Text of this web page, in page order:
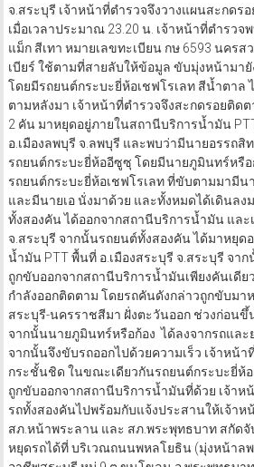
จ.สระบุรี เจ้าหน้าที่ตำรวจจึงวางแผนสะกดร
เมื่อเวลาประมาณ 23.20 น. เจ้าหน้าที่ตำรว
แม็ก สีเทา หมายเลขทะเบียน กษ 6593 นคร
เบียร์ ใช้ตามที่สายลับให้ข้อมูล ขับมุ่งหน้ามา
โดยมีรถยนต์กระบะยี่ห้อเชฟโรเลท สีน้ำตาล
ตามหลังมา เจ้าหน้าที่ตำรวจจึงสะกดรอยติด
2 คัน มาหยุดอยู่ภายในสถานีบริการน้ำมัน
อ.เมืองลพบุรี จ.ลพบุรี และพบว่ามีนายอรรถสิ
รถยนต์กระบะยี่ห้ออีซูซุ โดยมีนายภูมินทร์หรื
รถยนต์กระบะยี่ห้อเชฟโรเลท ที่ขับตามมามีน
และมีนายเอ นั่งมาด้วย และทั้งหมดได้เดินล
ทั้งสองคัน ได้ออกจากสถานีบริการน้ำมัน และ
จ.สระบุรี จากนั้นรถยนต์ทั้งสองคัน ได้มาหยุด
น้ำมัน PTT พื้นที่ อ.เมืองสระบุรี จ.สระบุรี จา
ถูกขับออกจากสถานีบริการน้ำมันเพียงคันเดีย
กำลังออกติดตาม โดยรถคันดังกล่าวถูกขับม
สระบุรี-นครราชสีมา ฝั่งตะวันออก ช่วงก่อน
จากนั้นนายภูมินทร์หรือก้อง ได้ลงจากรถแล
จากนั้นจึงขับรถออกไปด้วยความเร็ว เจ้าหน้า
กระชั้นชิด ในขณะเดียวกันรถยนต์กระบะยี่ห้อ
ถูกขับออกจากสถานีบริการน้ำมันที่ด้วย เจ้าห
รถทั้งสองคันไปพร้อมกับแจ้งประสานให้เจ้าห
สภ.หน้าพระลาน และ สภ.พระพุทธบาท สกัด
หยุดรถได้ที่ บริเวณถนนพหลโยธิน (มุ่งหน้าล